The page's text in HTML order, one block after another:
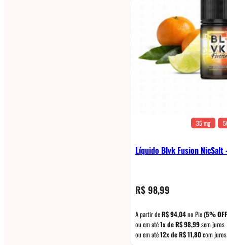
35 mg
Líquido Blvk Fusion
R$98,99
A partir deR$94,04no Pix(5%
ou em até1x deR$98,99sem juros
ou em até12x deR$11,80com juros